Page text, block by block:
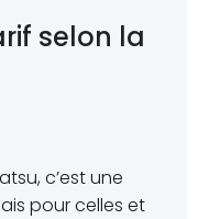
selon la
c’est une
pour celles et